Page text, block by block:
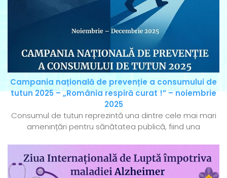
Campania națională de prevenție a consumului de
tutun 2025 – „România respiră curat !” – noiembrie
2025
Consumul de tutun reprezintă una dintre cele mai mari
amenințări pentru sănătatea publică, fiind una